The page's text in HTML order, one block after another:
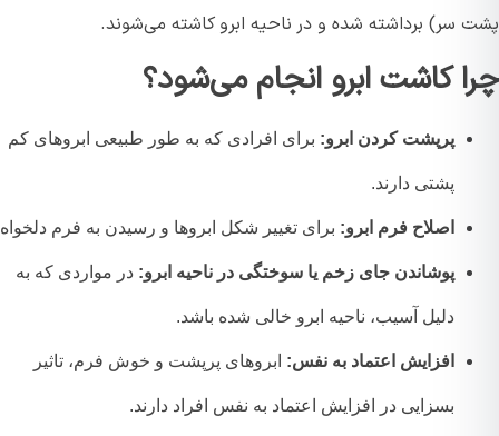
سر) برداشته شده و در ناحیه ابرو کاشته می‌شوند.
کاشت ابرو انجام می‌شود؟
پرپشت کردن ابرو:برای افرادی که به طور طبیعی ابروهای کم
پشتی دارند.
اصلاح فرم ابرو:برای تغییر شکل ابروها و رسیدن به فرم دلخواه
پوشاندن جای زخم یا سوختگی در ناحیه ابرو:در مواردی که به
دلیل آسیب، ناحیه ابرو خالی شده باشد.
افزایش اعتماد به نفس:ابروهای پرپشت و خوش فرم، تاثیر
بسزایی در افزایش اعتماد به نفس افراد دارند.